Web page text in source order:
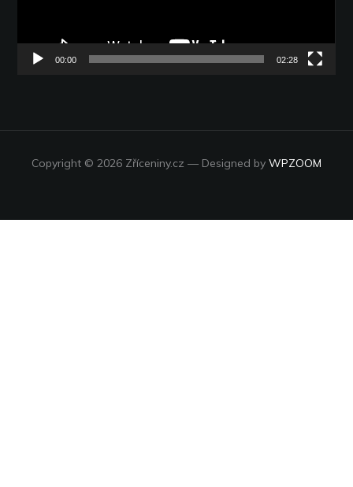
00:00 02:28
Copyright © 2026 Zříceniny.cz — Designed by WPZOOM